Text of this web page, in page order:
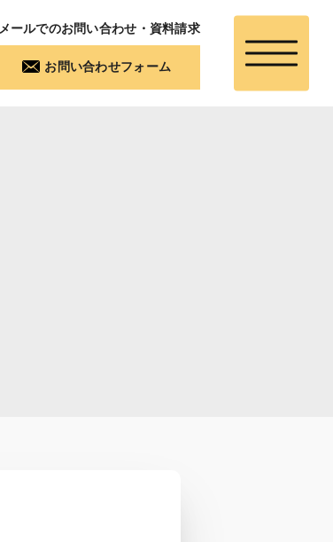
メールでのお問い合わせ・資料請求
お問い合わせフォーム